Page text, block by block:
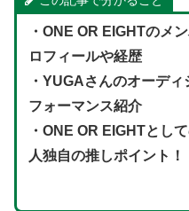
・ ONE OR EIGHTのメ
ロフィールや経歴
・YUGAさんのオーディ
フォーマンス紹介
・ ONE OR EIGHTとし
人独自の推しポイント！